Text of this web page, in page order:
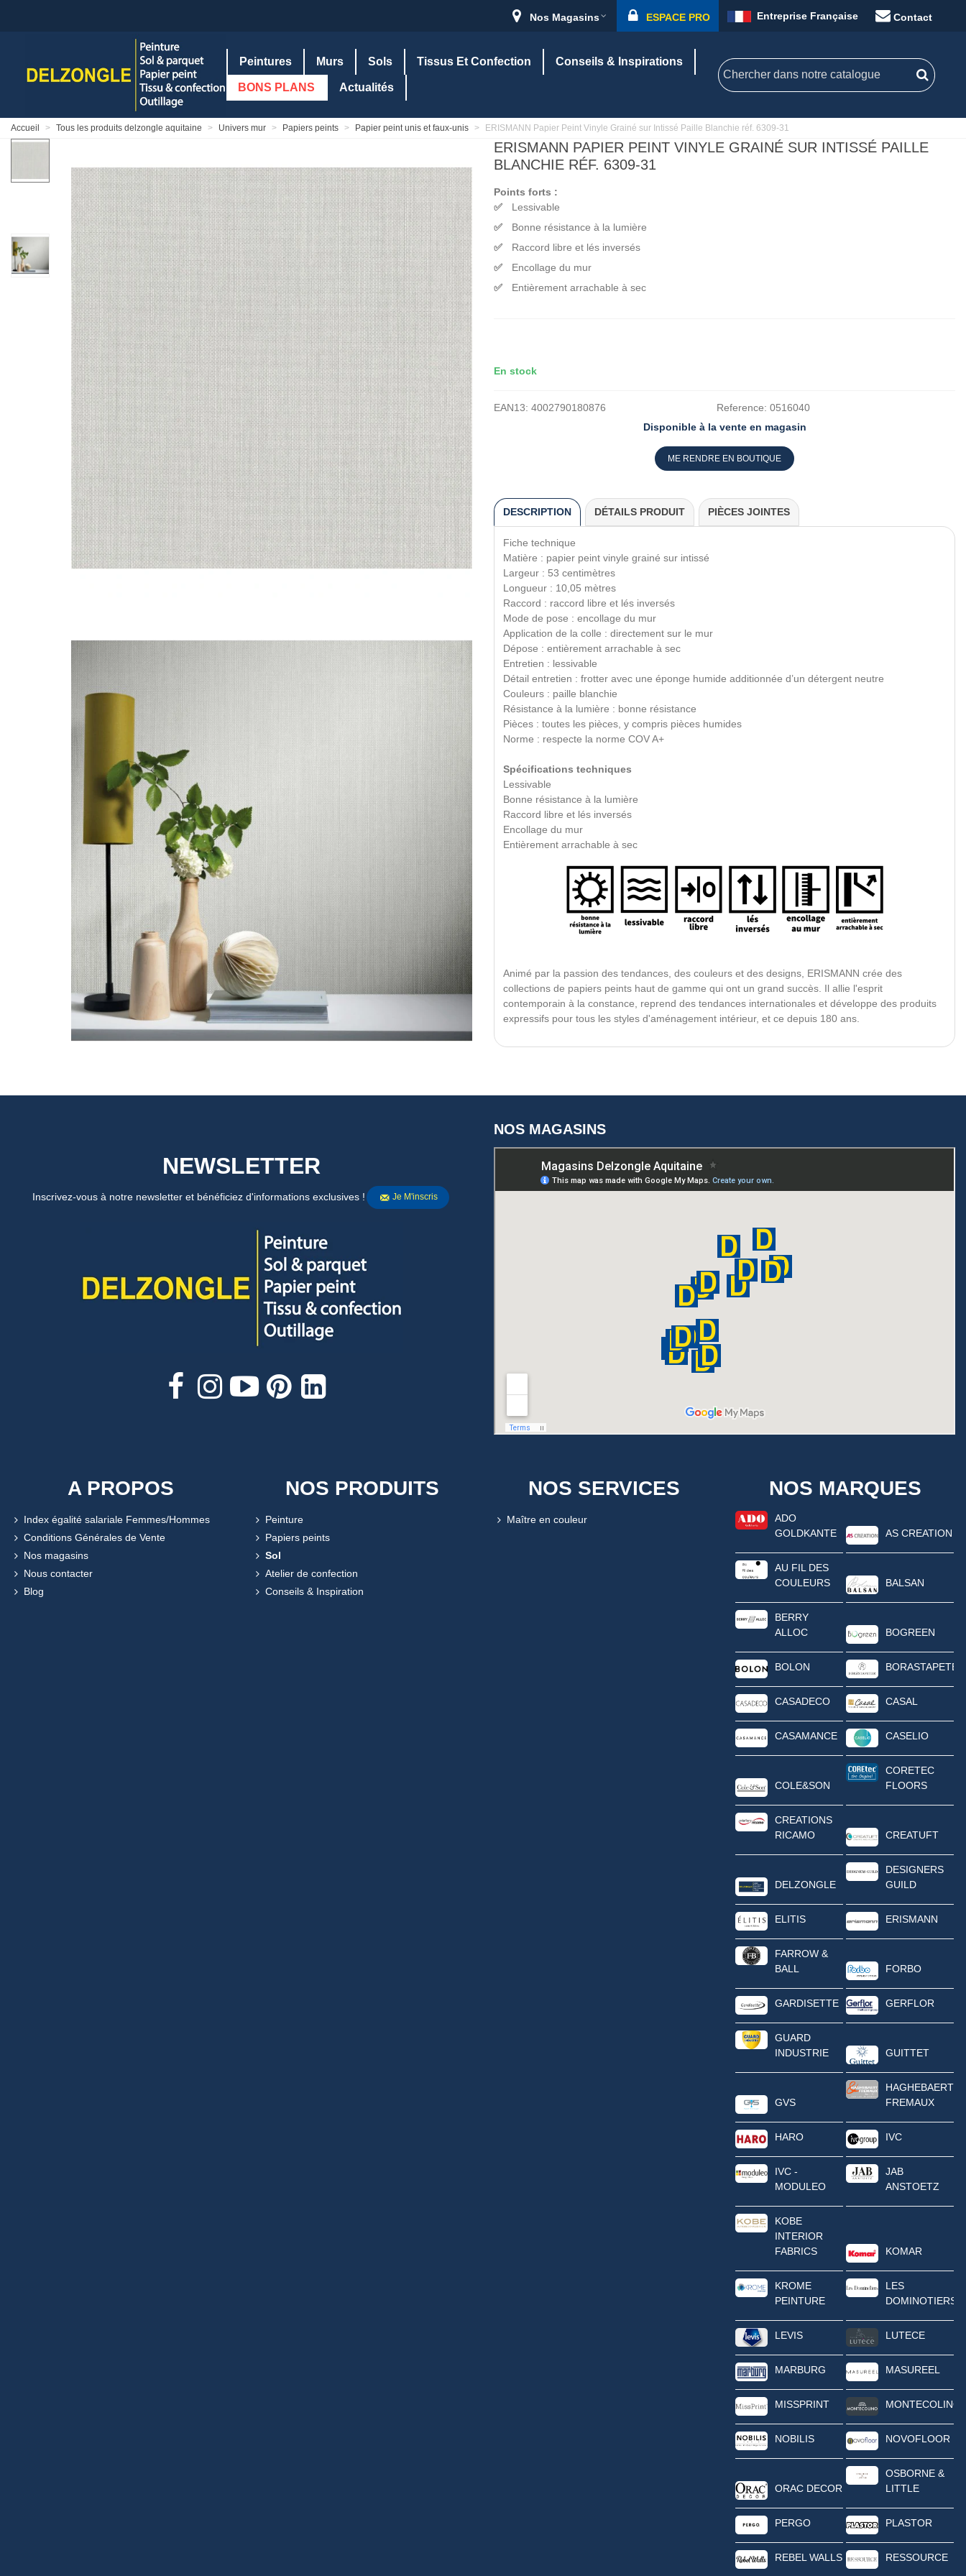
Nos Magasins ESPACE PRO Entreprise Française Contact
Peintures Murs Sols Tissus Et Confection Conseils & Inspirations
BONS PLANS Actualités
Accueil > Tous les produits delzongle aquitaine > Univers mur > Papiers peints > Papier peint unis et faux-unis > ERISMANN Papier Peint Vinyle Grainé sur Intissé Paille Blanchie réf. 6309-31
ERISMANN PAPIER PEINT VINYLE GRAINÉ SUR INTISSÉ PAILLE
BLANCHIE RÉF. 6309-31
Points forts :
Lessivable
Bonne résistance à la lumière
Raccord libre et lés inversés
Encollage du mur
Entièrement arrachable à sec
En stock
EAN13: 4002790180876 Reference: 0516040
Disponible à la vente en magasin
ME RENDRE EN BOUTIQUE
DESCRIPTION DÉTAILS PRODUIT PIÈCES JOINTES
Fiche technique
Matière : papier peint vinyle grainé sur intissé
Largeur : 53 centimètres
Longueur : 10,05 mètres
Raccord : raccord libre et lés inversés
Mode de pose : encollage du mur
Application de la colle : directement sur le mur
Dépose : entièrement arrachable à sec
Entretien : lessivable
Détail entretien : frotter avec une éponge humide additionnée d’un détergent neutre
Couleurs : paille blanchie
Résistance à la lumière : bonne résistance
Pièces : toutes les pièces, y compris pièces humides
Norme : respecte la norme COV A+
Spécifications techniques
Lessivable
Bonne résistance à la lumière
Raccord libre et lés inversés
Encollage du mur
Entièrement arrachable à sec
Animé par la passion des tendances, des couleurs et des designs, ERISMANN crée des
collections de papiers peints haut de gamme qui ont un grand succès. Il allie l'esprit
contemporain à la constance, reprend des tendances internationales et développe des produits
expressifs pour tous les styles d'aménagement intérieur, et ce depuis 180 ans.
NEWSLETTER
Inscrivez-vous à notre newsletter et bénéficiez d'informations exclusives ! Je M'inscris
NOS MAGASINS
A PROPOS
Index égalité salariale Femmes/Hommes
Conditions Générales de Vente
Nos magasins
Nous contacter
Blog
NOS PRODUITS
Peinture
Papiers peints
Sol
Atelier de confection
Conseils & Inspiration
NOS SERVICES
Maître en couleur
NOS MARQUES
ADO
GOLDKANTE
AS CREATION
AU FIL DES
COULEURS
BALSAN
BERRY
ALLOC
BOGREEN
BOLON BORASTAPETER
CASADECO CASAL
CASAMANCE CASELIO
COLE&SON
CORETEC
FLOORS
CREATIONS
RICAMO
CREATUFT
DELZONGLE
DESIGNERS
GUILD
ELITIS ERISMANN
FARROW &
BALL
FORBO
GARDISETTE GERFLOR
GUARD
INDUSTRIE
GUITTET
GVS
HAGHEBAERT
FREMAUX
HARO IVC
IVC -
MODULEO
JAB
ANSTOETZ
KOBE
INTERIOR
FABRICS
KOMAR
KROME
PEINTURE
LES
DOMINOTIERS
LEVIS LUTECE
MARBURG MASUREEL
MISSPRINT MONTECOLINO
NOBILIS NOVOFLOOR
ORAC DECOR
OSBORNE &
LITTLE
PERGO PLASTOR
REBEL WALLS RESSOURCE